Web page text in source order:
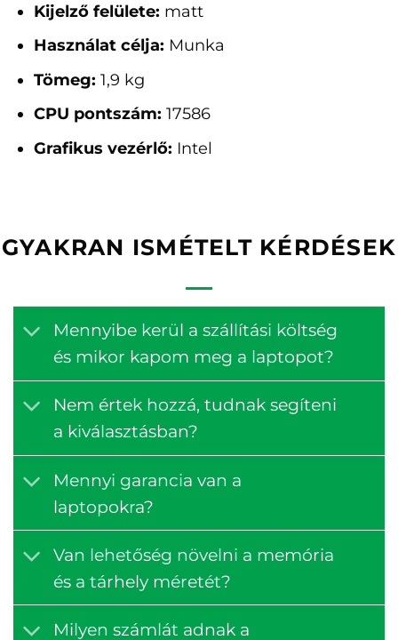
Kijelző felülete: matt
Használat célja: Munka
Tömeg: 1,9 kg
CPU pontszám: 17586
Grafikus vezérlő: Intel
GYAKRAN ISMÉTELT KÉRDÉSEK
Mennyibe kerül a szállítási költség
és mikor kapom meg a laptopot?
Nem értek hozzá, tudnak segíteni
a kiválasztásban?
Mennyi garancia van a
laptopokra?
Van lehetőség növelni a memória
és a tárhely méretét?
Milyen számlát adnak a